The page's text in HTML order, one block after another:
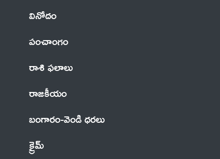
వినోదం
పంచాంగం
రాశి ఫలాలు
రాజకీయం
బంగారం-వెండి ధరలు
క్రైమ్